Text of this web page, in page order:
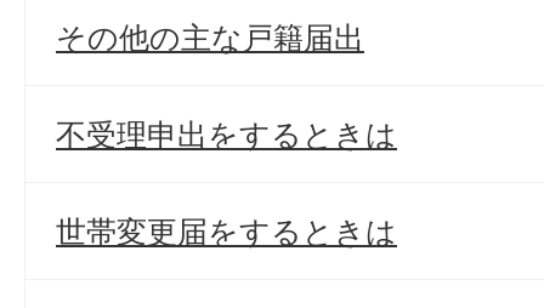
その他の主な戸籍届出
不受理申出をするときは
世帯変更届をするときは